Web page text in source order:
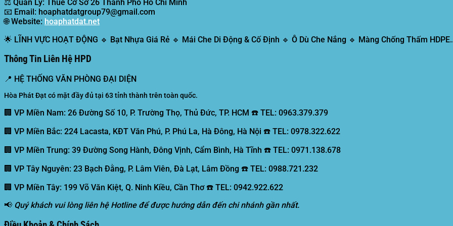
⚖️ Quản Lý: Thuế Cơ Sở 26 Thành Phố Hồ Chí Minh
📧 Email: hoaphatdatgroup79@gmail.com
🌐Website: hoaphatdat.net
🌟 LĨNH VỰC HOẠT ĐỘNG 🔹 Bạt Nhựa Giá Rẻ 🔹 Mái Che Di Động & Cố Định 🔹 Ô Dù Che Nắng 🔹 Màng Chống Thấm
Thông Tin Liên Hệ HPD
📍 HỆ THỐNG VĂN PHÒNG ĐẠI DIỆN
Hòa Phát Đạt có mặt đầy đủ tại 63 tỉnh thành trên toàn quốc.
🏢 VP Miền Nam: 26 Đường Số 10, P. Trường Thọ, Thủ Đức, TP. HCM ☎️ TEL: 0963.379.379
🏢 VP Miền Bắc: 224 Lacasta, KĐT Văn Phú, P. Phú La, Hà Đông, Hà Nội ☎️ TEL: 0978.322.622
🏢 VP Miền Trung: 39 Đường Song Hành, Đông Vịnh, Cẩm Bình, Hà Tĩnh ☎️ TEL: 0971.138.678
🏢 VP Tây Nguyên: 23 Bạch Đằng, P. Lâm Viên, Đà Lạt, Lâm Đồng ☎️ TEL: 0988.721.232
🏢 VP Miền Tây: 199 Võ Văn Kiệt, Q. Ninh Kiều, Cần Thơ ☎️ TEL: 0942.922.622
📢 Quý khách vui lòng liên hệ Hotline để được hướng dẫn đến chi nhánh gần nhất.